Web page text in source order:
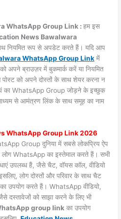
WhatsApp Group Link :हम इस
News Bawalwara
नियमित रूप से अपडेट करते हैं। यदि आप
WhatsApp Group Link में
अपने ब्राउज़र में बुकमार्क करें या नियमित
को अपने दोस्तों के साथ शेयर करना न
का WhatsApp Group जोड़ने के इच्छुक
माध्यम से आमंत्रण लिंक के साथ समूह का नाम
WhatsApp Group Link 2026
Group दुनिया में सबसे लोकप्रिय ऐप
लोग WhatsApp का इस्तेमाल करते हैं। सभी
उपलब्ध हैं, जैसे चैट, वॉयस कॉल, वीडियो
लोग दोस्तों और परिवार के साथ चैट
उपयोग करते हैं। WhatsApp वीडियो,
दस्तावेजों को साझा करने के लिए भी
group link का उपयोग